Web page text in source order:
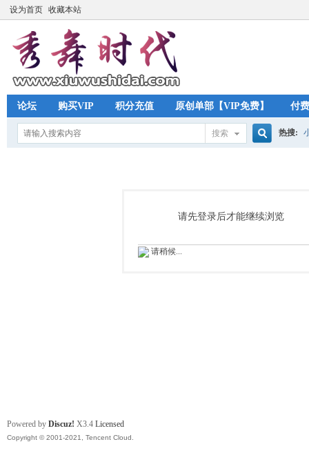
设为首页 收藏本站
论坛 购买VIP 积分充值 原创单部【VIP免费】 付
搜索
索
热搜:
请先登录后才能继续浏览
请稍候...
Powered by Discuz! X3.4 Licensed
Copyright © 2001-2021, Tencent Cloud.